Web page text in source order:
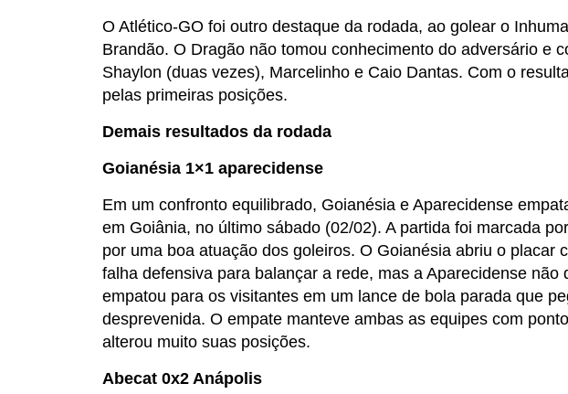
O Atlético-GO foi outro destaque da rodada, ao golear o
Brandão. O Dragão não tomou conhecimento do adversário e
Shaylon (duas vezes), Marcelinho e Caio Dantas. Com o
pelas primeiras posições.
Demais resultados da rodada
Goianésia 1×1 aparecidense
Em um confronto equilibrado, Goianésia e Aparecidense
em Goiânia, no último sábado (02/02). A partida foi marcada
por uma boa atuação dos goleiros. O Goianésia abriu o placar
falha defensiva para balançar a rede, mas a Aparecidense não
empatou para os visitantes em um lance de bola parada que
desprevenida. O empate manteve ambas as equipes com
alterou muito suas posições.
Abecat 0x2 Anápolis